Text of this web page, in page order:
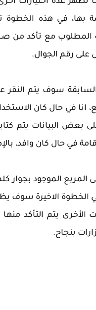
بها، في هذه
مع تأكد من صحة
على رقم الجوال.
السابقة سوف يتم
في حال كان
بعض البيانات يتم
في حال كان وافد،
الموجود بجوار
الخطوة الاخيرة سوف
الأخرى يتم التأكد
بنجاح.